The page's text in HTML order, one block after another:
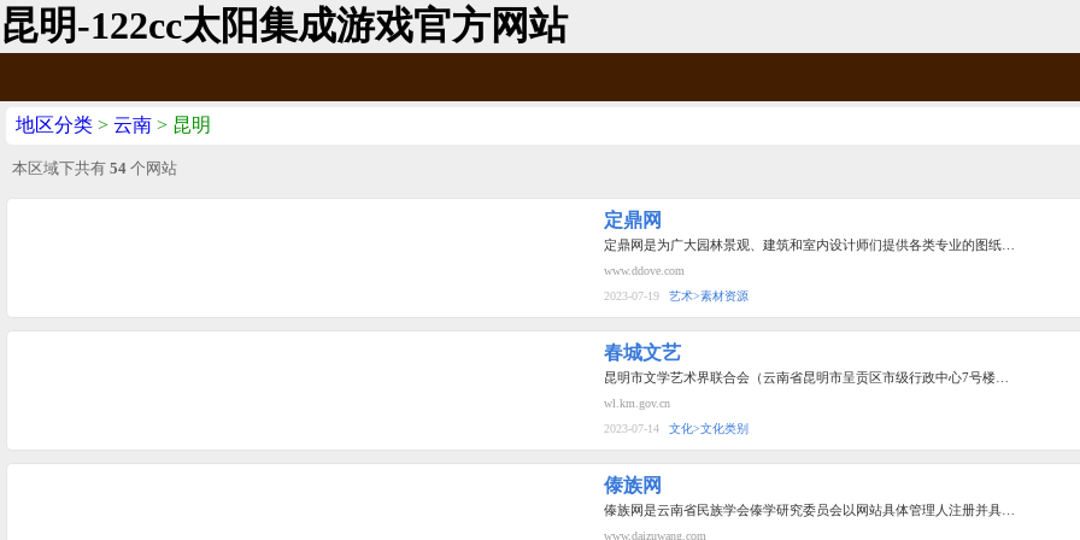
昆明-122cc太阳集成游戏官方网站
地区分类 > 云南 > 昆明
本区域下共有 54 个网站
定鼎网
定鼎网是为广大园林景观、建筑和室内设计师们提供各类专业的图纸…
www.ddove.com
2023-07-19
艺术>素材资源
春城文艺
昆明市文学艺术界联合会（云南省昆明市呈贡区市级行政中心7号楼…
wl.km.gov.cn
2023-07-14
文化>文化类别
傣族网
傣族网是云南省民族学会傣学研究委员会以网站具体管理人注册并具…
www.daizuwang.com